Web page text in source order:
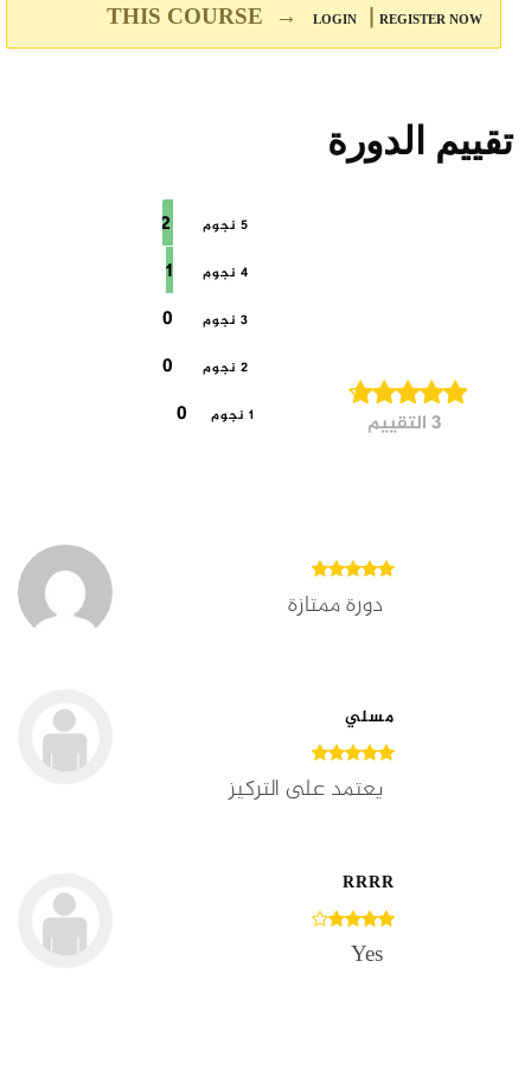
THIS COURSE →
LOGIN | REGISTER NOW
تقييم الدورة
3 التقييم
5 نجوم 2
4 نجوم 1
3 نجوم 0
2 نجوم 0
1 نجوم 0
دورة ممتازة
مسلي
يعتمد على التركيز
RRRR
Yes